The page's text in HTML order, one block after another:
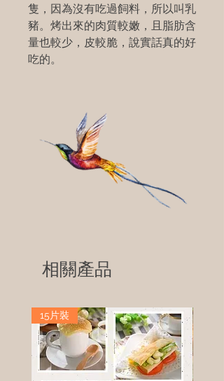
隻，因為沒有吃過飼料，所以叫乳
豬。烤出來的肉質較嫩，且脂肪含
量也較少，皮較脆，說實話真的好
吃的。
相關產品
15片裝